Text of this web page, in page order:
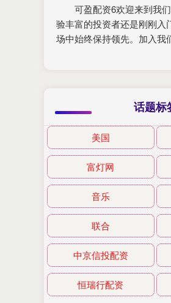
可盈配资6欢迎来到我
验丰富的投资者还是刚刚入
场中始终保持领先。加入我
话题标
美国
富灯网
音乐
联合
中京信投配资
恒瑞行配资